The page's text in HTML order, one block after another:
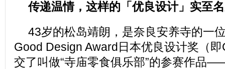
传递温情，这样的「优良设计」实至
43岁的松岛靖朗，是奈良安养寺的一
Good Design Award日本优良设计奖（
交了叫做“寺庙零食俱乐部”的参赛作品